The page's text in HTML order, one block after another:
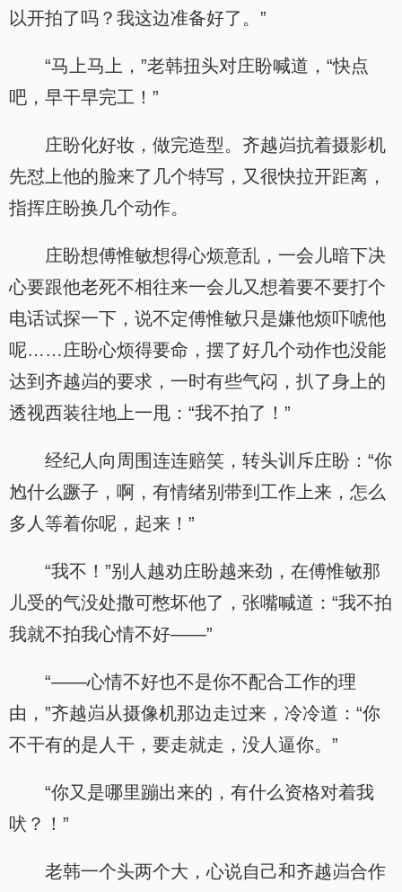
以开拍了吗？我这边准备好了。”
“马上马上，”老韩扭头对庄盼喊道，“快点
吧，早干早完工！”
庄盼化好妆，做完造型。齐越岿抗着摄影机
先怼上他的脸来了几个特写，又很快拉开距离，
指挥庄盼换几个动作。
庄盼想傅惟敏想得心烦意乱，一会儿暗下决
心要跟他老死不相往来一会儿又想着要不要打个
电话试探一下，说不定傅惟敏只是嫌他烦吓唬他
呢……庄盼心烦得要命，摆了好几个动作也没能
达到齐越岿的要求，一时有些气闷，扒了身上的
透视西装往地上一甩：“我不拍了！”
经纪人向周围连连赔笑，转头训斥庄盼：“你
尥什么蹶子，啊，有情绪别带到工作上来，怎么
多人等着你呢，起来！”
“我不！”别人越劝庄盼越来劲，在傅惟敏那
儿受的气没处撒可憋坏他了，张嘴喊道：“我不拍
我就不拍我心情不好——”
“——心情不好也不是你不配合工作的理
由，”齐越岿从摄像机那边走过来，冷冷道：“你
不干有的是人干，要走就走，没人逼你。”
“你又是哪里蹦出来的，有什么资格对着我
吠？！”
老韩一个头两个大，心说自己和齐越岿合作